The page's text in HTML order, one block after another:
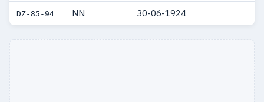
DZ-85-94 NN 30-06-1924